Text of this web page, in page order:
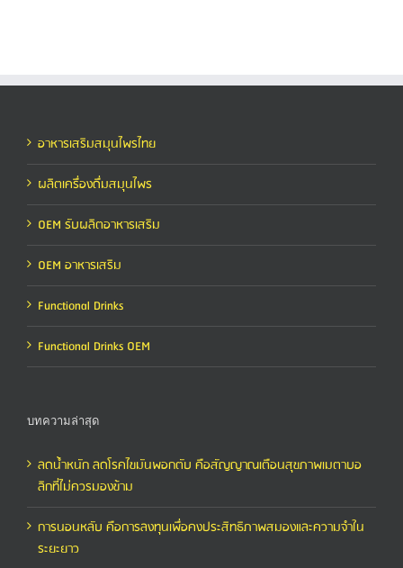
อาหารเสริมสมุนไพรไทย
ผลิตเครื่องดื่มสมุนไพร
OEM รับผลิตอาหารเสริม
OEM อาหารเสริม
Functional Drinks
Functional Drinks OEM
บทความล่าสุด
ลดน้ำหนัก ลดโรคไขมันพอกตับ คือสัญญาณเตือนสุขภาพเมตาบอ
ลิกที่ไม่ควรมองข้าม
การนอนหลับ คือการลงทุนเพื่อคงประสิทธิภาพสมองและความจำใน
ระยะยาว